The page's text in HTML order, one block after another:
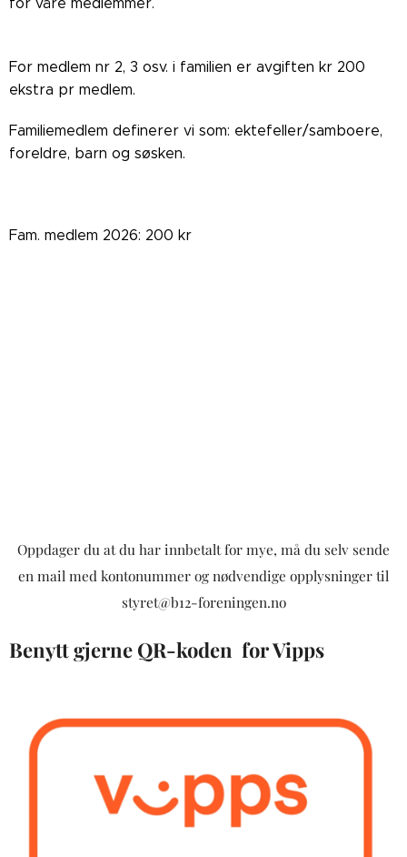
For medlem nr 2, 3 osv. i familien er avgiften kr 200
ekstra pr medlem.
Familiemedlem definerer vi som: ektefeller/samboere,
foreldre, barn og søsken.
Fam. medlem 2026: 200 kr
Oppdager du at du har innbetalt for mye, må du selv sende
en mail med kontonummer og nødvendige opplysninger til
styret@b12-foreningen.no
Benytt gjerne QR-koden for Vipps